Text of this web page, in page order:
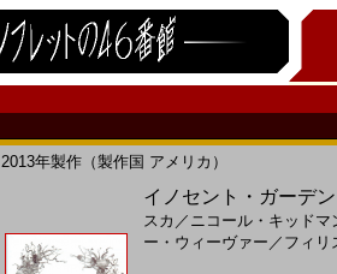
2013年製作（製作国 アメリカ）
イノセント・ガーデ
スカ ／ ニコール・キッドマ
ー・ウィーヴァー ／ フィリ